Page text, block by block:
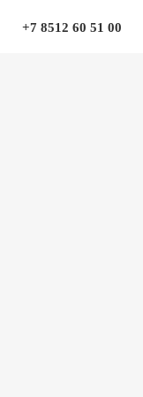
+7 8512 60 51 00